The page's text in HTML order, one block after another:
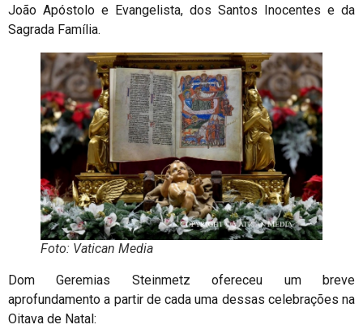
João Apóstolo e Evangelista, dos Santos Inocentes e da
Sagrada Família.
Foto: Vatican Media
Dom Geremias Steinmetz ofereceu um breve
aprofundamento a partir de cada uma dessas celebrações na
Oitava de Natal: